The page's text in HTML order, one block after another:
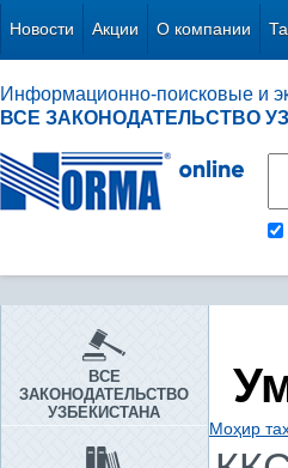
Новости Акции О компании
Информационно-поисковые и
ВСЕ ЗАКОНОДАТЕЛЬСТВО
ВСЕ
ЗАКОНОДАТЕЛЬСТВО
УЗБЕКИСТАНА
Моҳир